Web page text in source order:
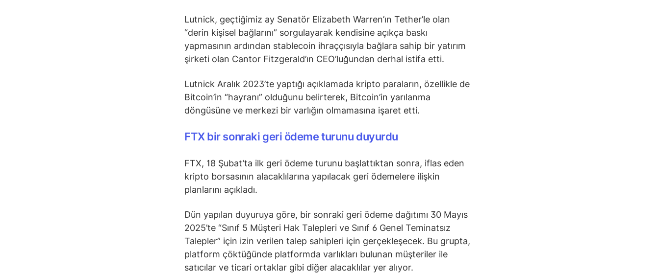
Lutnick, geçtiğimiz ay Senatör Elizabeth Warren’ın Tether’le olan
“derin kişisel bağlarını” sorgulayarak kendisine açıkça baskı
yapmasının ardından stablecoin ihraççısıyla bağlara sahip bir yatırım
şirketi olan Cantor Fitzgerald’ın CEO’luğundan derhal istifa etti.
Lutnick Aralık 2023’te yaptığı açıklamada kripto paraların, özellikle de
Bitcoin’in “hayranı” olduğunu belirterek, Bitcoin’in yarılanma
döngüsüne ve merkezi bir varlığın olmamasına işaret etti.
FTX bir sonraki geri ödeme turunu duyurdu
FTX, 18 Şubat’ta ilk geri ödeme turunu başlattıktan sonra, iflas eden
kripto borsasının alacaklılarına yapılacak geri ödemelere ilişkin
planlarını açıkladı.
Dün yapılan duyuruya göre, bir sonraki geri ödeme dağıtımı 30 Mayıs
2025’te “Sınıf 5 Müşteri Hak Talepleri ve Sınıf 6 Genel Teminatsız
Talepler” için izin verilen talep sahipleri için gerçekleşecek. Bu grupta,
platform çöktüğünde platformda varlıkları bulunan müşteriler ile
satıcılar ve ticari ortaklar gibi diğer alacaklılar yer alıyor.